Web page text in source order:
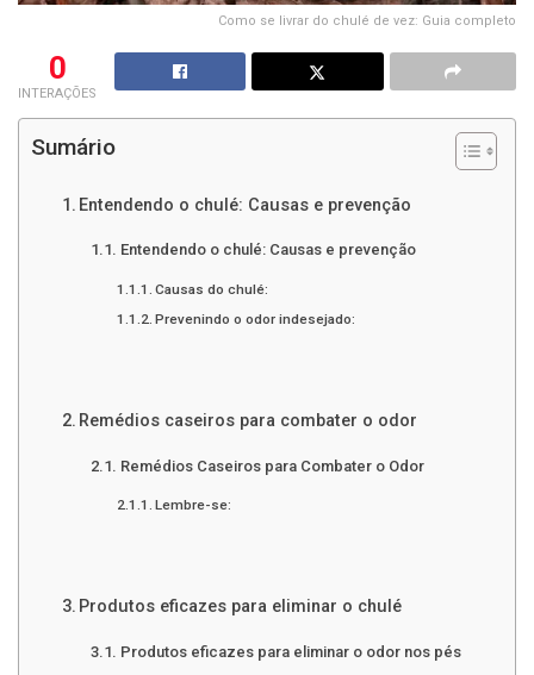
Como se livrar do chulé de vez: Guia completo
0
INTERAÇÕES
Sumário
Entendendo o chulé: Causas e prevenção
Entendendo o chulé: Causas e prevenção
Causas do chulé:
Prevenindo o odor indesejado:
Remédios caseiros para combater o odor
Remédios Caseiros para Combater o Odor
Lembre-se:
Produtos eficazes para eliminar o chulé
Produtos eficazes para eliminar o odor nos pés